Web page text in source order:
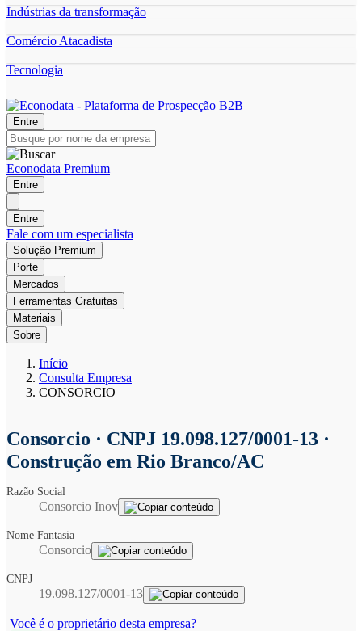
Indústrias da transformação
Comércio Atacadista
Tecnologia
Entre
Econodata Premium
Entre
Entre
Fale com um especialista
Solução Premium
Porte
Mercados
Ferramentas Gratuitas
Materiais
Sobre
Início
Consulta Empresa
CONSORCIO
Consorcio · CNPJ 19.098.127/0001-13 ·
Construção em Rio Branco/AC
Razão Social
Consorcio Inov
Nome Fantasia
Consorcio
CNPJ
19.098.127/0001-13
Você é o proprietário desta empresa?